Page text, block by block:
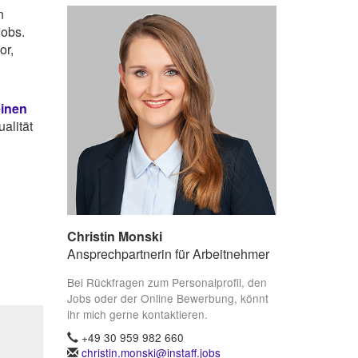
Christin Monski
Ansprechpartnerin für Arbeitnehmer
Bei Rückfragen zum Personalprofil, den
Jobs oder der Online Bewerbung, könnt
ihr mich gerne kontaktieren.
+49 30 959 982 660
christin.monski@instaff.jobs